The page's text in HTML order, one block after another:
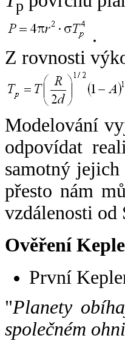
p
.
Z rovnosti
Modelování
odpovídat
samotný
přesto nám
vzdálenosti od
Ověření
První
"Planety
společném